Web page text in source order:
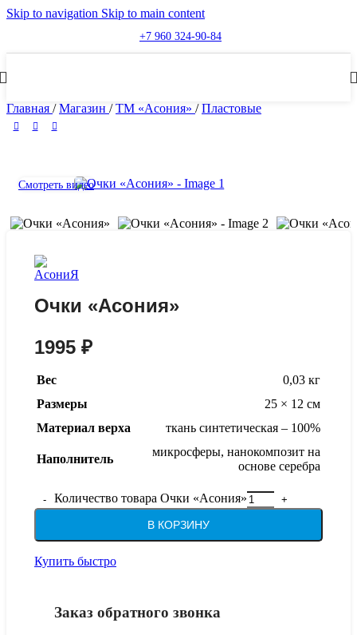
Skip to navigation Skip to main content
Бесплатная доставка в Курскую и Белгородскую области
+7 960 324-90-84
Главная / Магазин / ТМ «Асония» / Пластовые
Смотреть видео
Очки «Асония»
1995 ₽
Вес
0,03 кг
Размеры
25 × 12 см
Материал верха
ткань синтетическая – 100%
Наполнитель
микросферы, нанокомпозит на
основе серебра
Количество товара Очки «Асония»
В КОРЗИНУ
Купить быстро
Заказ обратного звонка